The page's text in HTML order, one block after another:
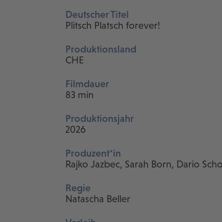
Deutscher Titel
Plitsch Platsch forever!
Produktionsland
CHE
Filmdauer
83 min
Produktionsjahr
2026
Produzent*in
Rajko Jazbec, Sarah Born, Dario
Regie
Natascha Beller